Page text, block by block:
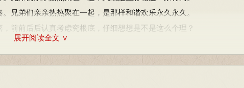
。
兄弟们亲亲热热聚在一起，是那样和谐欢乐永久永久。
？
前前后后认真考虑究根底，仔细想想是不是这么个理？
兄弟们亲亲热热聚在一起，是那样和谐欢乐永久永久。
前前后后认真考虑究根底，仔细想想是不是这么个理？
木，花粉红色或白色，果实比李小，可食。
展开阅读全文 ∨